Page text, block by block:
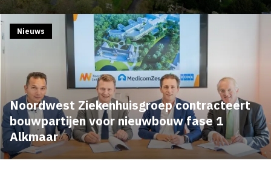
Noordwest Ziekenhuisgroep contracteert
bouwpartijen voor nieuwbouw fase 1
Alkmaar
Nieuws